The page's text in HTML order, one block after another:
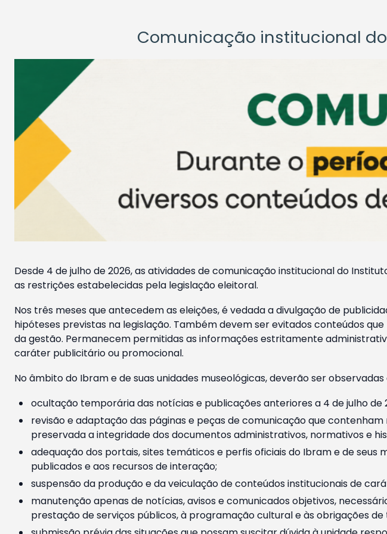
Comunicação institucional
Desde 4 de julho de 2026, as atividades de comunicação institucional do
as restrições estabelecidas pela legislação eleitoral.
Nos três meses que antecedem as eleições, é vedada a divulgação de
hipóteses previstas na legislação. Também devem ser evitados conteúdos
da gestão. Permanecem permitidas as informações estritamente
caráter publicitário ou promocional.
No âmbito do Ibram e de suas unidades museológicas, deverão ser
ocultação temporária das notícias e publicações anteriores a 4 de julho
revisão e adaptação das páginas e peças de comunicação que
preservada a integridade dos documentos administrativos, normativos e
adequação dos portais, sites temáticos e perfis oficiais do Ibram e de seus
publicados e aos recursos de interação;
suspensão da produção e da veiculação de conteúdos institucionais de
manutenção apenas de notícias, avisos e comunicados objetivos,
prestação de serviços públicos, à programação cultural e às obrigações